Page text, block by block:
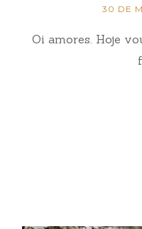
30 DE
Oi amores. Hoje